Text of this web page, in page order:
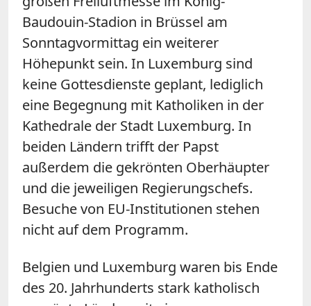
Baudouin-Stadion in Brüssel am
Sonntagvormittag ein weiterer
Höhepunkt sein. In Luxemburg sind
keine Gottesdienste geplant, lediglich
eine Begegnung mit Katholiken in der
Kathedrale der Stadt Luxemburg. In
beiden Ländern trifft der Papst
außerdem die gekrönten Oberhäupter
und die jeweiligen Regierungschefs.
Besuche von EU-Institutionen stehen
nicht auf dem Programm.
Belgien und Luxemburg waren bis Ende
des 20. Jahrhunderts stark katholisch